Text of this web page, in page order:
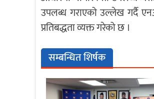
उपलब्ध गराएको उल्लेख गर्दै
प्रतिबद्धता व्यक्त गरेको छ ।
सम्बन्धित शिर्षक